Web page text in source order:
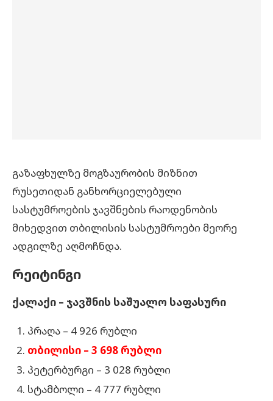
გაზაფხულზე მოგზაურობის მიზნით
რუსეთიდან განხორციელებული
სასტუმროების ჯავშნების რაოდენობის
მიხედვით თბილისის სასტუმროები მეორე
ადგილზე აღმოჩნდა.
რეიტინგი
ქალაქი – ჯავშნის საშუალო საფასური
პრაღა – 4 926 რუბლი
თბილისი – 3 698 რუბლი
პეტერბურგი – 3 028 რუბლი
სტამბოლი – 4 777 რუბლი